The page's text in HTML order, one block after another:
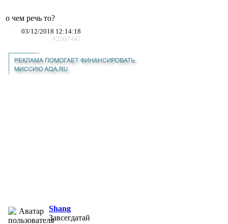
о чем речь то?
03/12/2018 12:14:18
#2567447
Shang
Завсегдатай